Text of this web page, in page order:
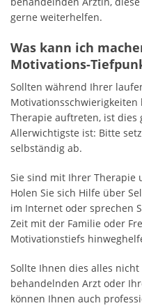
gerne weiterhelfen.
Was kann ich
Motivations-
Sollten während Ihrer
Therapie auftreten, ist dies
Allerwichtigste ist: Bitte
selbständig ab.
Sie sind mit Ihrer Therapie
Holen Sie sich Hilfe über
im Internet oder sprechen
Zeit mit der Familie oder
Motivationstiefs
Sollte Ihnen dies alles
behandelnden Arzt oder
können Ihnen auch